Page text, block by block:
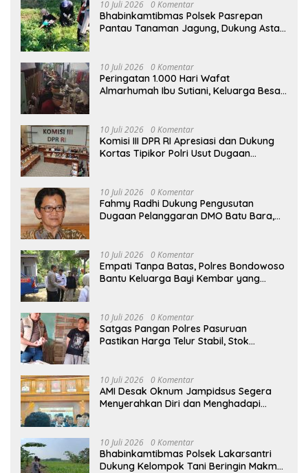
Provokasi Pecah Belah Bangsa
10 Juli 2026 0 Komentar
Bhabinkamtibmas Polsek Pasrepan
Pantau Tanaman Jagung, Dukung Asta
10 Juli 2026 0 Komentar
Peringatan 1.000 Hari Wafat
Almarhumah Ibu Sutiani, Keluarga Besar
10 Juli 2026 0 Komentar
Komisi III DPR RI Apresiasi dan Dukung
Kortas Tipikor Polri Usut Dugaan
10 Juli 2026 0 Komentar
Fahmy Radhi Dukung Pengusutan
Dugaan Pelanggaran DMO Batu Bara,
10 Juli 2026 0 Komentar
Empati Tanpa Batas, Polres Bondowoso
Bantu Keluarga Bayi Kembar yang
10 Juli 2026 0 Komentar
Satgas Pangan Polres Pasuruan
Pastikan Harga Telur Stabil, Stok
10 Juli 2026 0 Komentar
AMI Desak Oknum Jampidsus Segera
Menyerahkan Diri dan Menghadapi
10 Juli 2026 0 Komentar
Bhabinkamtibmas Polsek Lakarsantri
Dukung Kelompok Tani Beringin Makmur